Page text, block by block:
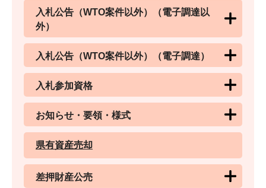
入札公告（WTO案件以外）（電子調達以
外）
入札公告（WTO案件以外）（電子調達）
入札参加資格
お知らせ・要領・様式
県有資産売却
差押財産公売